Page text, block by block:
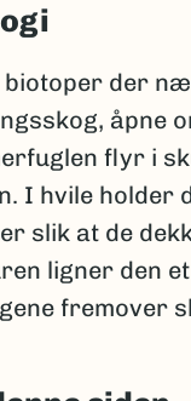
biotoper der
åpne
flyr i
I hvile holder
slik at de
ligner den
fremover